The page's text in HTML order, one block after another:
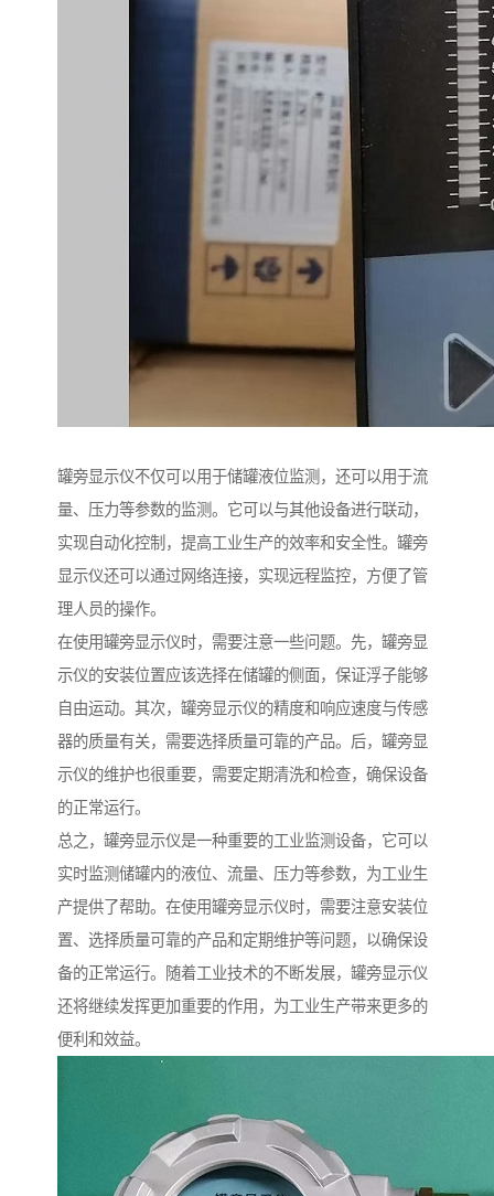
罐旁显示仪不仅可以用于储罐液位监测，还可以用于流
量、压力等参数的监测。它可以与其他设备进行联动，
实现自动化控制，提高工业生产的效率和安全性。罐旁
显示仪还可以通过网络连接，实现远程监控，方便了管
理人员的操作。
在使用罐旁显示仪时，需要注意一些问题。先，罐旁显
示仪的安装位置应该选择在储罐的侧面，保证浮子能够
自由运动。其次，罐旁显示仪的精度和响应速度与传感
器的质量有关，需要选择质量可靠的产品。后，罐旁显
示仪的维护也很重要，需要定期清洗和检查，确保设备
的正常运行。
总之，罐旁显示仪是一种重要的工业监测设备，它可以
实时监测储罐内的液位、流量、压力等参数，为工业生
产提供了帮助。在使用罐旁显示仪时，需要注意安装位
置、选择质量可靠的产品和定期维护等问题，以确保设
备的正常运行。随着工业技术的不断发展，罐旁显示仪
还将继续发挥更加重要的作用，为工业生产带来更多的
便利和效益。